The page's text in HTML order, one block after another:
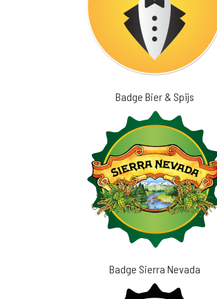
Badge Bier & Spijs
Badge Sierra Nevada